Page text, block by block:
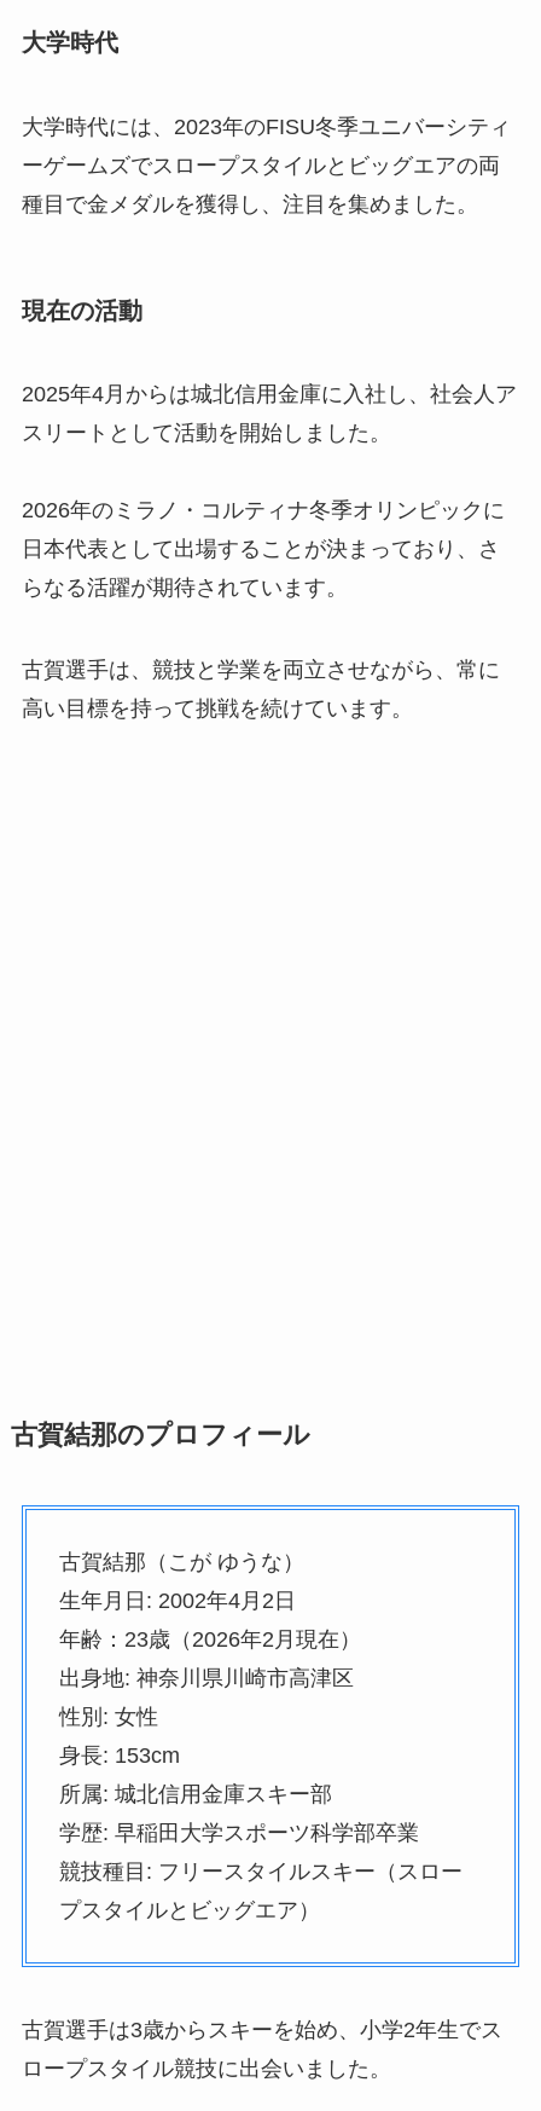
大学時代
大学時代には、2023年のFISU冬季ユニバーシティ
ーゲームズでスロープスタイルとビッグエアの両
種目で金メダルを獲得し、注目を集めました。
現在の活動
2025年4月からは城北信用金庫に入社し、社会人ア
スリートとして活動を開始しました。
2026年のミラノ・コルティナ冬季オリンピックに
日本代表として出場することが決まっており、さ
らなる活躍が期待されています。
古賀選手は、競技と学業を両立させながら、常に
高い目標を持って挑戦を続けています。
古賀結那のプロフィール
古賀結那（こが ゆうな）
生年月日: 2002年4月2日
年齢：23歳（2026年2月現在）
出身地: 神奈川県川崎市高津区
性別: 女性
身長: 153cm
所属: 城北信用金庫スキー部
学歴: 早稲田大学スポーツ科学部卒業
競技種目: フリースタイルスキー（スロー
プスタイルとビッグエア）
古賀選手は3歳からスキーを始め、小学2年生でス
ロープスタイル競技に出会いました。